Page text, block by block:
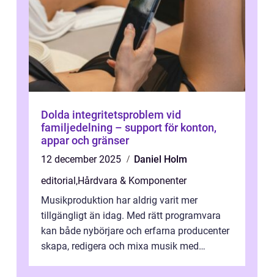
Dolda integritetsproblem vid
familjedelning – support för konton,
appar och gränser
12 december 2025
Daniel Holm
editorial,Hårdvara & Komponenter
Musikproduktion har aldrig varit mer
tillgängligt än idag. Med rätt programvara
kan både nybörjare och erfarna producenter
skapa, redigera och mixa musik med